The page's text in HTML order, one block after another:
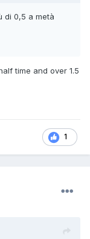
di 0,5 a metà
time and over 1.5
1